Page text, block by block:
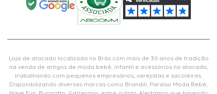
Loja de atacado localizada no Brás com mais de 30 anos de tradição
na venda de artigos de moda bebê, infantil e acessórios no atacado,
trabalhando com pequenos empresários, varejistas e sacoleiras.
Disponibilizando diversas marcas como Brandili, Paraíso Moda Bebê,